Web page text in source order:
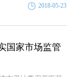
2018-05-23
国家市场监管